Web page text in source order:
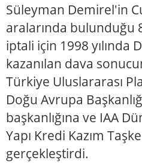
Süleyman Demirel'in
aralarında bulunduğu
iptali için 1998 yılında
kazanılan dava
Türkiye Uluslararası
Doğu Avrupa
başkanlığına ve IAA
Yapı Kredi Kazım
gerçekleştirdi.